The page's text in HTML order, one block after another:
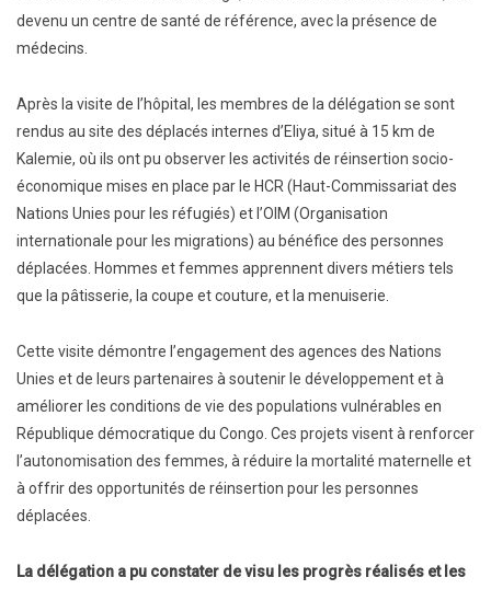
devenu un centre de santé de référence, avec la présence de
médecins.
Après la visite de l’hôpital, les membres de la délégation se sont
rendus au site des déplacés internes d’Eliya, situé à 15 km de
Kalemie, où ils ont pu observer les activités de réinsertion socio-
économique mises en place par le HCR (Haut-Commissariat des
Nations Unies pour les réfugiés) et l’OIM (Organisation
internationale pour les migrations) au bénéfice des personnes
déplacées. Hommes et femmes apprennent divers métiers tels
que la pâtisserie, la coupe et couture, et la menuiserie.
Cette visite démontre l’engagement des agences des Nations
Unies et de leurs partenaires à soutenir le développement et à
améliorer les conditions de vie des populations vulnérables en
République démocratique du Congo. Ces projets visent à renforcer
l’autonomisation des femmes, à réduire la mortalité maternelle et
à offrir des opportunités de réinsertion pour les personnes
déplacées.
La délégation a pu constater de visu les progrès réalisés et les